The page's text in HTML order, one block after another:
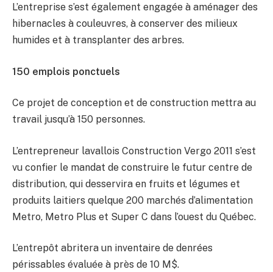
L’entreprise s’est également engagée à aménager des
hibernacles à couleuvres, à conserver des milieux
humides et à transplanter des arbres.
150 emplois ponctuels
Ce projet de conception et de construction mettra au
travail jusqu’à 150 personnes.
L’entrepreneur lavallois Construction Vergo 2011 s’est
vu confier le mandat de construire le futur centre de
distribution, qui desservira en fruits et légumes et
produits laitiers quelque 200 marchés d’alimentation
Metro, Metro Plus et Super C dans l’ouest du Québec.
L’entrepôt abritera un inventaire de denrées
périssables évaluée à près de 10 M$.